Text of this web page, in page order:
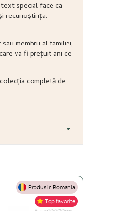
special face ca
recunoștința.
membru al familiei,
va fi prețuit ani de
completă de
+
Produs in Romania
Top favorite